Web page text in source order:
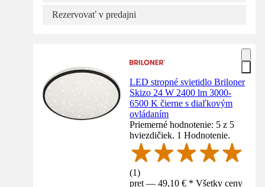
Rezervovať v predajni
LED stropné svietidlo Briloner
Skizo 24 W 2400 lm 3000-
6500 K čierne s diaľkovým
ovládaním
Priemerné hodnotenie: 5 z 5
hviezdičiek. 1 Hodnotenie.
(1)
preț — 49,10 € * Všetky ceny